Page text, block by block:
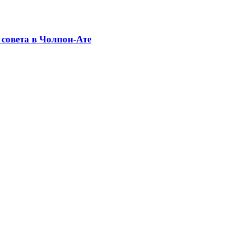
в Чолпон-Ате